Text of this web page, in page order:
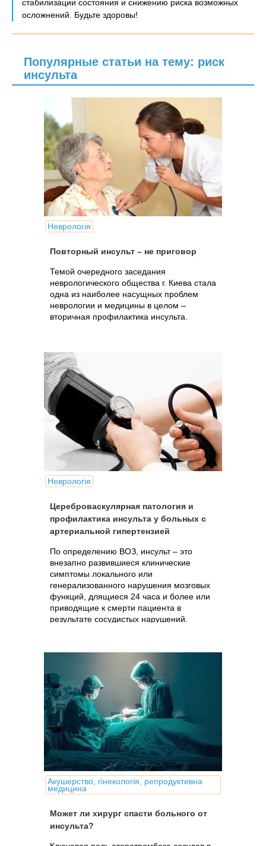
стабилизации состояния и снижению риска возможных
осложнений. Будьте здоровы!
Популярные статьи на тему: риск
инсульта
Неврологія
Повторный инсульт – не приговор
Темой очередного заседания
неврологического общества г. Киева стала
одна из наиболее насущных проблем
неврологии и медицины в целом –
вторичная профилактика инсульта.
Неврологія
Цереброваскулярная патология и
профилактика инсульта у больных с
артериальной гипертензией
По определению ВОЗ, инсульт – это
внезапно развившиеся клинические
симптомы локального или
генерализованного нарушения мозговых
функций, длящиеся 24 часа и более или
приводящие к смерти пациента в
результате сосудистых нарушений.
Акушерство, гінекологія, репродуктивна
медицина
Может ли хирург спасти больного от
инсульта?